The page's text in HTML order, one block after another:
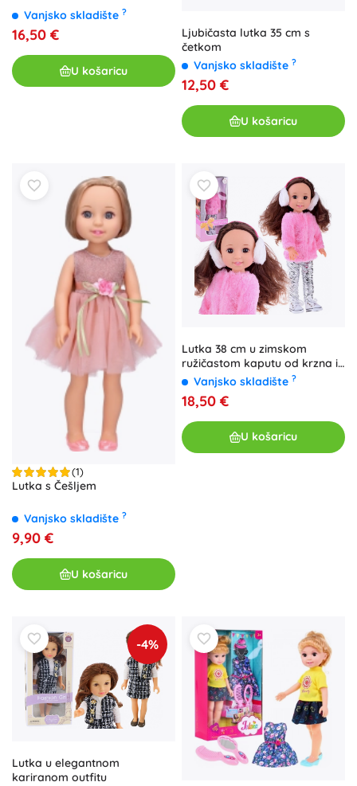
Vanjsko skladište ?
16,50 €
U košaricu
Ljubičasta lutka 35 cm s
četkom
Vanjsko skladište ?
12,50 €
U košaricu
(1)
Lutka s Češljem
Vanjsko skladište ?
9,90 €
U košaricu
Lutka 38 cm u zimskom
ružičastom kaputu od krzna i
bijelim ušnim klapnama
Vanjsko skladište ?
18,50 €
U košaricu
-4%
Lutka u elegantnom
kariranom outfitu